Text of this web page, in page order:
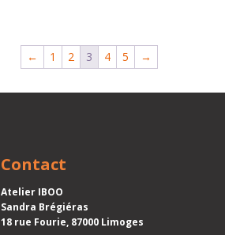
← 1 2 3 4 5 →
Contact
Atelier IBOO
Sandra Brégiéras
18 rue Fourie, 87000 Limoges